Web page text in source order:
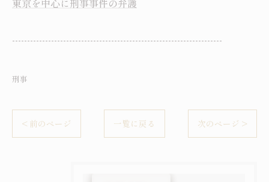
東京を中心に刑事事件の弁護
----------------------------------------------------------------------
刑事
< 前のページ 一覧に戻る 次のページ >